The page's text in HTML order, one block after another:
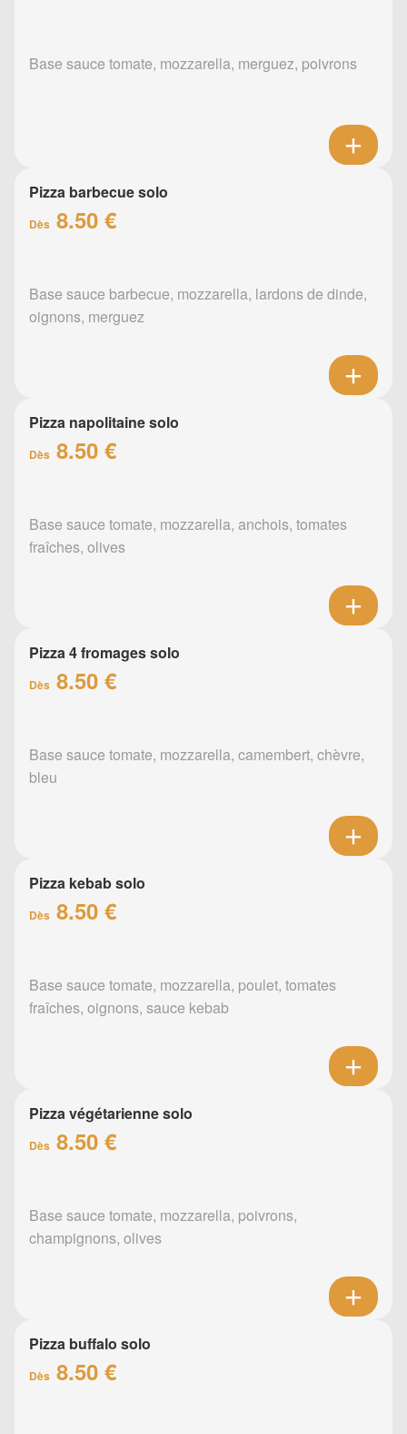
Base sauce tomate, mozzarella, merguez, poivrons
Pizza barbecue solo
Dès 8.50 €
Base sauce barbecue, mozzarella, lardons de dinde,
oignons, merguez
Pizza napolitaine solo
Dès 8.50 €
Base sauce tomate, mozzarella, anchois, tomates
fraîches, olives
Pizza 4 fromages solo
Dès 8.50 €
Base sauce tomate, mozzarella, camembert, chèvre,
bleu
Pizza kebab solo
Dès 8.50 €
Base sauce tomate, mozzarella, poulet, tomates
fraîches, oignons, sauce kebab
Pizza végétarienne solo
Dès 8.50 €
Base sauce tomate, mozzarella, poivrons,
champignons, olives
Pizza buffalo solo
Dès 8.50 €